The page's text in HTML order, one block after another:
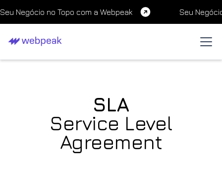
Seu Negócio no Topo com a Webpeak Seu
SLA
Service Level
Agreement